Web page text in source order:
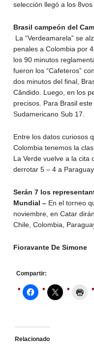
selección llegó a los
Brasil campeón del
La “Verdeamarela” se
penales a Colombia por
los 90 minutos
fueron los “Cafeteros”
dos minutos del final,
Cândido. Luego, en los
precisos. Para Brasil
Sudamericano Sub 17.
Entre los datos curiosos
Colombia tenemos la
La Verde vuelve a la cita
derrotar 5 – 4 a
Serán 7 los
Mundial – En el torneo
noviembre, en Catar
Chile, Colombia,
Fioravante De Simone
Compartir:
Relacionado